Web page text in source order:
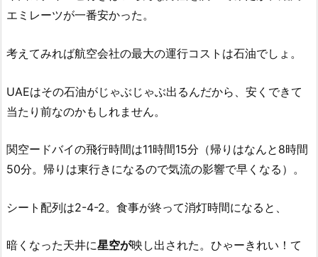
エミレーツが一番安かった。
考えてみれば航空会社の最大の運行コストは石油でしょ。
UAEはその石油がじゃぶじゃぶ出るんだから、安くできて
当たり前なのかもしれません。
関空ードバイの飛行時間は11時間15分（帰りはなんと8時間
50分。帰りは東行きになるので気流の影響で早くなる）。
シート配列は2-4-2。食事が終って消灯時間になると、
暗くなった天井に星空が映し出された。ひゃーきれい！て